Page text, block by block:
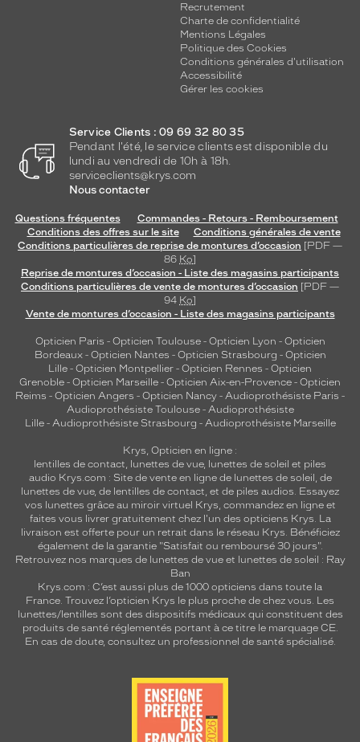
Recrutement
Charte de confidentialité
Mentions Légales
Politique des Cookies
Conditions générales d'utilisation
Accessibilité
Gérer les cookies
Service Clients : 09 69 32 80 35
Pendant l'été, le service clients est disponible du
lundi au vendredi de 10h à 18h.
serviceclients@krys.com
Nous contacter
Questions fréquentes
Commandes - Retours - Remboursement
Conditions des offres sur le site
Conditions générales de vente
Conditions particulières de reprise de montures d’occasion [PDF —
86 Ko]
Reprise de montures d’occasion - Liste des magasins participants
Conditions particulières de vente de montures d’occasion [PDF —
94 Ko]
Vente de montures d’occasion - Liste des magasins participants
Opticien Paris - Opticien Toulouse- Opticien Lyon - Opticien
Bordeaux- Opticien Nantes - Opticien Strasbourg - Opticien
Lille - Opticien Montpellier - Opticien Rennes - Opticien
Grenoble - Opticien Marseille - Opticien Aix-en-Provence - Opticien
Reims - Opticien Angers - Opticien Nancy - Audioprothésiste Paris -
Audioprothésiste Toulouse- Audioprothésiste
Lille- Audioprothésiste Strasbourg - Audioprothésiste Marseille
Krys, Opticien en ligne :
lentilles de contact, lunettes de vue, lunettes de soleil et piles
audio Krys.com : Site de vente en ligne de lunettes de soleil, de
lunettes de vue, de lentilles de contact, et de piles audios. Essayez
vos lunettes grâce au miroir virtuel Krys, commandez en ligne et
faites vous livrer gratuitement chez l'un des opticiens Krys. La
livraison est offerte pour un retrait dans le réseau Krys. Bénéficiez
également de la garantie "Satisfait ou remboursé 30 jours".
Retrouvez nos marques de lunettes de vue et lunettes de soleil : Ray
Ban
Krys.com : C’est aussi plus de 1000 opticiens dans toute la
France. Trouvez l’opticien Krys le plus proche de chez vous. Les
lunettes/lentilles sont des dispositifs médicaux qui constituent des
produits de santé réglementés portant à ce titre le marquage CE.
En cas de doute, consultez un professionnel de santé spécialisé.